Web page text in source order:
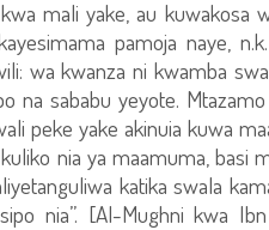
mali yake, au kuwakosa
pamoja naye,
wa kwanza ni kwamba
na sababu yeyote.
peke yake akinuia kuwa
nia ya maamuma, basi
katika swala
nia”. [Al-Mughni kwa Ibn